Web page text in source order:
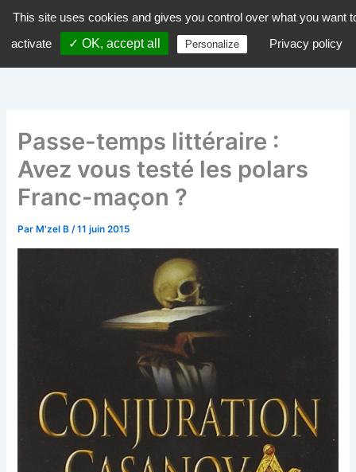
contenu
dZiGue
Passe-temps littéraire :
Avez vous testé les polars
Franc-maçon ?
Par M'zel B/11 juin 2015
This site uses cookies and gives you control over what you want
activate
✓ OK, accept all Personalize Privacy policy